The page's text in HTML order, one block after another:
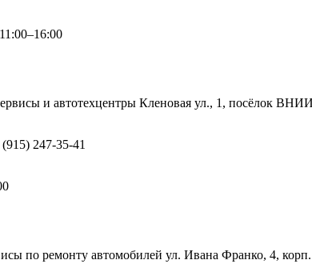
и автотехцентры Кленовая ул., 1, посёлок
247-35-41
по ремонту автомобилей ул. Ивана Франко, 4,